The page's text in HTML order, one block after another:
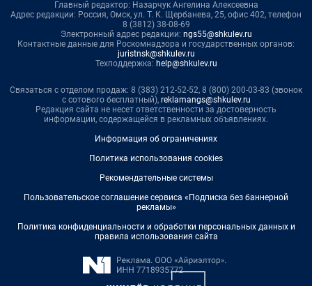
Главный редактор: Назарчук Ангелина Алексеевна
Адрес редакции: Россия, Омск, ул. Т. К. Щербанева, 25, офис 402, телефон
8 (3812) 38-08-69
Электронный адрес редакции: ngs55@shkulev.ru
Контактные данные для Роскомнадзора и государственных органов:
juristnsk@shkulev.ru
Техподдержка: help@shkulev.ru
Связаться с отделом продаж: 8 (383) 212-52-52, 8 (800) 200-03-83 (звонок
с сотового бесплатный), reklamangs@shkulev.ru
Редакция сайта не несет ответственности за достоверность
информации, содержащейся в рекламных объявлениях.
Информация об ограничениях
Политика использования cookies
Рекомендательные системы
Пользовательское соглашение сервиса «Подписка без баннерной
рекламы»
Политика конфиденциальности и обработки персональных данных и
правила использования сайта